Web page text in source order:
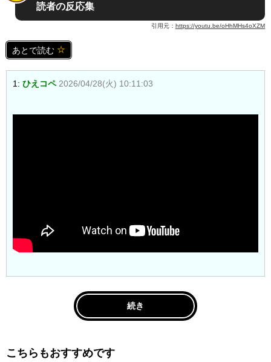
読者の反応集
引用元： https://youtu.be/oHhMHs4oXZM
あとで読む
1: ひえコペ 2026/04/28(火) 10:11:03
続き
こちらもおすすめです